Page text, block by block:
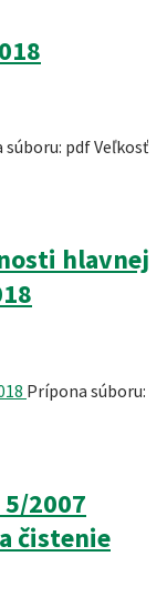
súboru: pdfVeľkosť
hlavnej
Prípona súboru:
5/2007
čistenie